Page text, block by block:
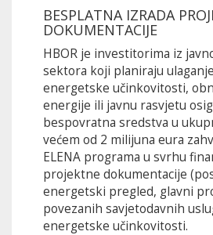
BESPLATNA IZRADA
DOKUMENTACIJE
HBOR je investitorima iz
sektora koji planiraju
energetske učinkovitosti,
energije ili javnu rasvjetu
bespovratna sredstva u
većem od 2 milijuna eura
ELENA programa u svrhu
projektne dokumentacije
energetski pregled, glavni
povezanih savjetodavnih
energetske učinkovitosti.